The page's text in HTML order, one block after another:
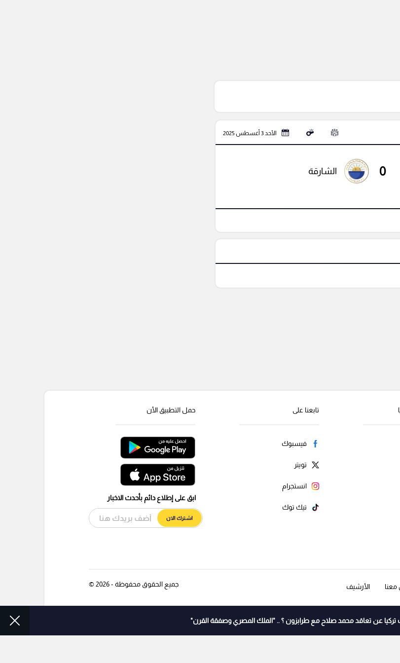
الأحد 3 أغسطس 2025
0 الشارقة
عن تعاقد محمد صلاح مع طرابزون ؟ .. "الملك المصري وصفقة القرن"
تابعنا على
فيسبوك
تويتر
انستجرام
تيك توك
حمل التطبيق الأن
ابق على إطلاع دائم بأحدث الاخبار
اشترك الان
معنا الأرشيف جميع الحقوق محفوظة - 2026 ©